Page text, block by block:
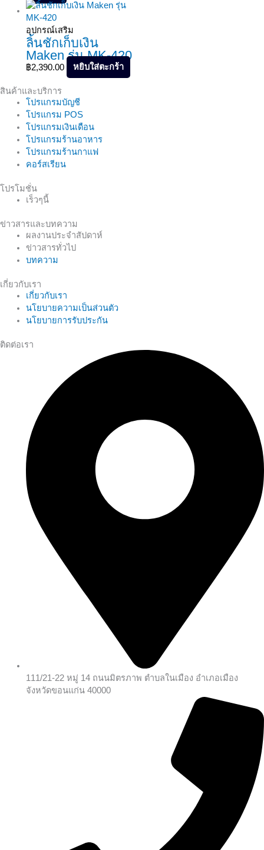
อุปกรณ์เสริม
ลิ้นชักเก็บเงิน
Maken รุ่น MK-420
฿2,390.00 หยิบใส่ตะกร้า
สินค้าและบริการ
โปรแกรมบัญชี
โปรแกรม POS
โปรแกรมเงินเดือน
โปรแกรมร้านอาหาร
โปรแกรมร้านกาแฟ
คอร์สเรียน
โปรโมชั่น
เร็วๆนี้
ข่าวสารและบทความ
ผลงานประจำสัปดาห์
ข่าวสารทั่วไป
บทความ
เกี่ยวกับเรา
เกี่ยวกับเรา
นโยบายความเป็นส่วนตัว
นโยบายการรับประกัน
ติดต่อเรา
111/21-22 หมู่ 14 ถนนมิตรภาพ ตำบลในเมือง อำเภอเมือง
จังหวัดขอนแก่น 40000